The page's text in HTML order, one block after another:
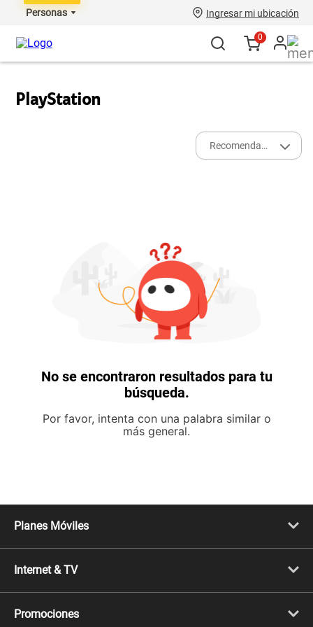
Personas Ingresar mi ubicación
0
PlayStation
Recomendados
No se encontraron resultados para tu
búsqueda.
Por favor, intenta con una palabra similar o
más general.
Planes Móviles
Línea Nueva
Línea Adicional
Migración
Internet & TV
Internet + TV
Mejora tu plan
Promociones